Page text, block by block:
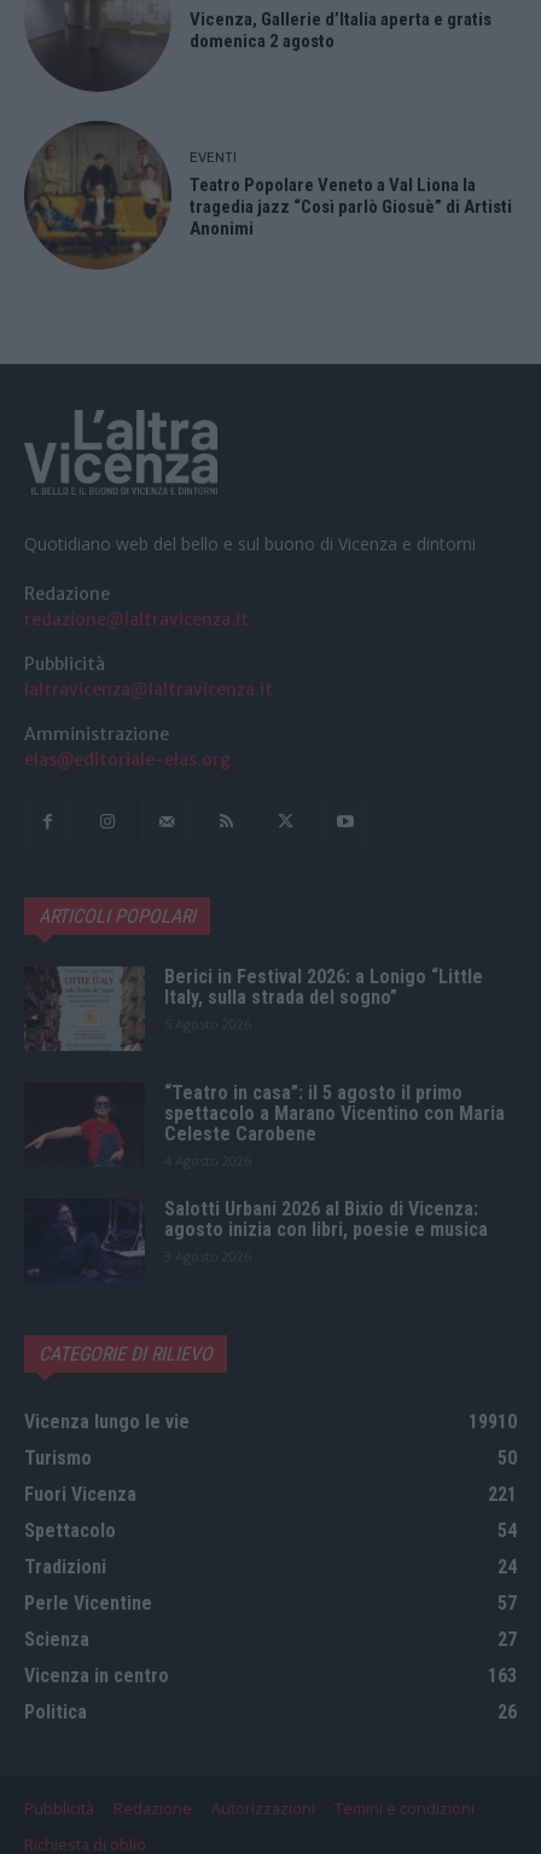
Vicenza, Gallerie d’Italia aperta e gratis
domenica 2 agosto
EVENTI
Teatro Popolare Veneto a Val Liona la
tragedia jazz “Così parlò Giosuè” di Artisti
Anonimi
Quotidiano web del bello e sul buono di Vicenza e dintorni
Redazione
redazione@laltravicenza.it
Pubblicità
laltravicenza@laltravicenza.it
Amministrazione
elas@editoriale-elas.org
ARTICOLI POPOLARI
Berici in Festival 2026: a Lonigo “Little
Italy, sulla strada del sogno”
“Teatro in casa”: il 5 agosto il primo
spettacolo a Marano Vicentino con Maria
Celeste Carobene
Salotti Urbani 2026 al Bixio di Vicenza:
agosto inizia con libri, poesie e musica
CATEGORIE DI RILIEVO
Vicenza lungo le vie
19910
Turismo
50
Fuori Vicenza
221
Spettacolo
54
Tradizioni
24
Perle Vicentine
57
Scienza
27
Vicenza in centro
163
Politica
26
Pubblicità Redazione Autorizzazioni
Temini e condizioni
Richiesta di oblio